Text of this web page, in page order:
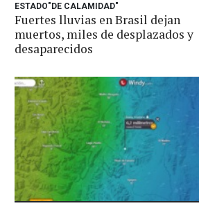
ESTADO"DE CALAMIDAD"
Fuertes lluvias en Brasil dejan
muertos, miles de desplazados y
desaparecidos